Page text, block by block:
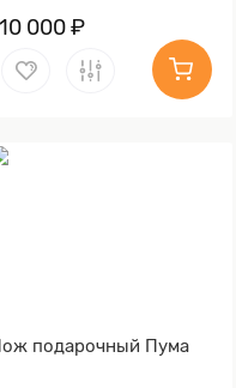
000 ₽
подарочный Пума